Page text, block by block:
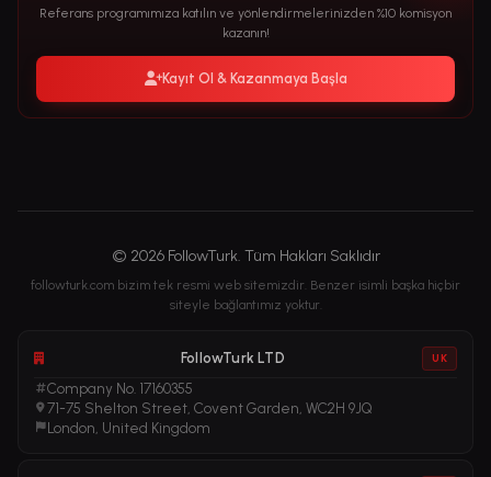
Referans programımıza katılın ve yönlendirmelerinizden %10 komisyon
kazanın!
Kayıt Ol & Kazanmaya Başla
© 2026 FollowTurk. Tüm Hakları Saklıdır
followturk.com bizim tek resmi web sitemizdir. Benzer isimli başka hiçbir
siteyle bağlantımız yoktur.
FollowTurk LTD UK
Company No. 17160355
71-75 Shelton Street, Covent Garden, WC2H 9JQ
London, United Kingdom